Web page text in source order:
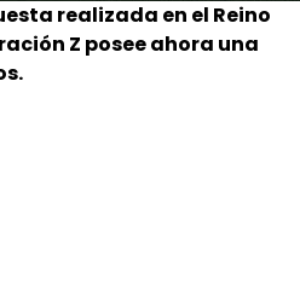
realizada en el Reino
Z posee ahora una